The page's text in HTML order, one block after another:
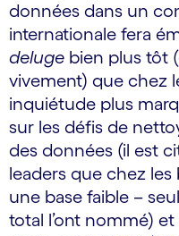
données dans un
internationale fera
deluge bien plus tôt
vivement) que chez
inquiétude plus
sur les défis de
des données (il est
leaders que chez
une base faible –
total l’ont nommé)